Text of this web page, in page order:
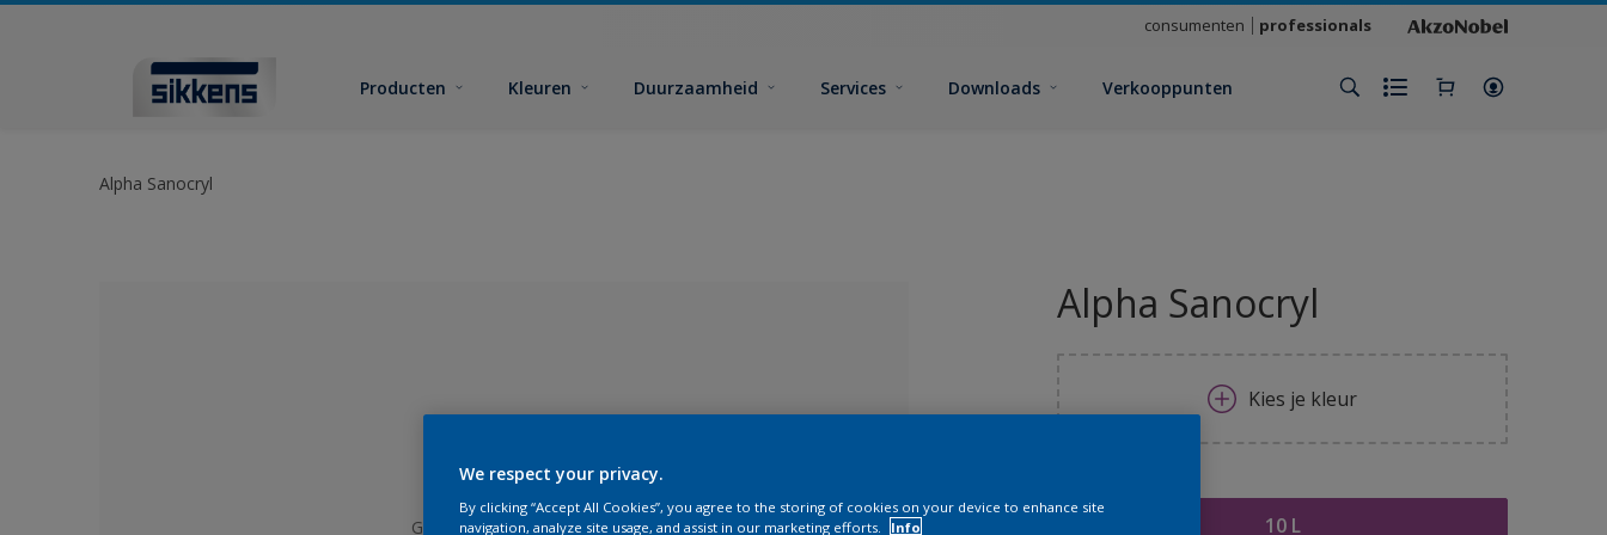
consumenten professionals
Producten Kleuren Duurzaamheid Services Downloads Verkooppunten
Alpha Sanocryl
Geen kleur geselecteerd
Alpha Sanocryl
Kies je kleur
10 L
We respect your privacy.
By clicking “Accept All Cookies”, you agree to the storing of cookies on your device to enhance site
navigation, analyze site usage, and assist in our marketing efforts.
Info